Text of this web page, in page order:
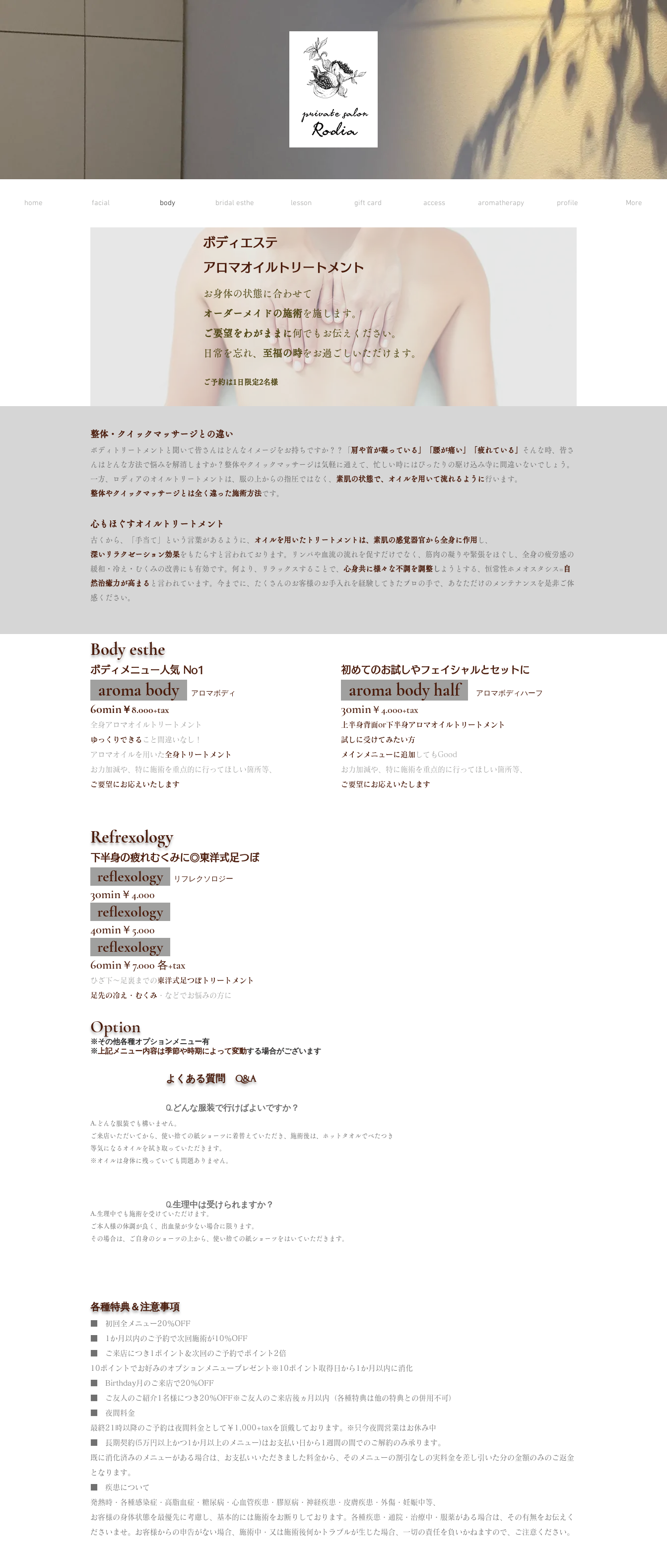
home facial body bridal esthe lesson gift card access aromatherapy profile More
ボディエステ
アロマオイルトリートメント
お身体の状態に合わせて
オーダーメイドの施術を施します。
ご要望をわがままに何でもお伝えください。
日常を忘れ、 至福の時をお過ごしいただけます。
ご予約は1日限定2名様
​整体・クイックマッサージとの違い
ボディトリートメントと聞いて皆さんはどんなイメージをお持ちですか？？「 肩や首が凝っている」「腰が痛い」「疲れている」
そんな時、皆さ
んはどんな方法で悩みを解消しますか？整体やクイックマッサージは気軽に通えて、忙しい時にはぴったりの駆け込み寺に間違いないでしょう。
一方、ロディアのオイルトリートメントは、服の上からの指圧ではなく、 素肌の状態で、オイルを用いて流れるように行います。
整体やクイックマッサージとは全く違った施術方法です。
心もほぐすオイルトリートメント
古くから、「手当て」という言葉があるように、 オイルを用いたトリートメントは、素肌の感覚器官から全身に作用 し、
深いリラクゼーション効果 をもたらすと言われております。リンパや血流の流れを促すだけでなく、​筋肉の凝りや緊張をほぐし、全身の疲労感の
緩和・冷え・むくみの改善にも有効です。何より、リラックスすることで、 心身共に様々な不調を調整し ようとする、恒常性ホメオスタシス= 自
然治癒力が高まる と言われています。今までに、たくさんのお客様のお手入れを経験してきたプロの手で、あなただけのメンテナンスを是非ご体
感ください。
Body esthe
ボディメニュー人気 No1
aroma body アロマボディ
60min￥8.000+tax
全身アロマオイルトリートメント
ゆっくりできる こと間違いなし！
アロマオイルを用いた 全身トリートメント
お力加減や、特に施術を重点的に行ってほしい箇所等、
ご要望にお応えいたします
初めてのお試しやフェイシャルとセットに
aroma body half アロマボディハーフ
30min ￥4.000+tax
上半身背面or下半身アロマオイルトリートメント
試しに受けてみたい方
メインメニューに追加 してもGood
お力加減や、特に施術を重点的に行ってほしい箇所等、
ご要望にお応えいたします
Refrexology
下半身の疲れむくみに◎東洋式足つぼ
reflexology リフレクソロジー
30min￥4.000
reflexology
40min￥5.000
reflexology
60min￥7.000 各+tax
ひざ下～足裏までの東洋式足つぼトリートメント
足先の冷え・むくみ ・などでお悩みの方に
Option
※その他各種オプションメニュー有
※上記メニュー内容は季節や時期によって変動する場合がございます
よくある質問 Q&A
Q.どんな服装で行けばよいですか？
Q.生理中は受けられますか？
A.どんな服装でも構いません。
​ご来店いただいてから、使い捨ての紙ショーツに着替えていただき、施術後は、ホットタオルでべたつき
等気になるオイルを拭き取っていただきます。
※オイルは身体に残っていても問題ありません。
A.生理中でも施術を受けていただけます。
ご本人様の体調が良く、出血量が少ない場合に限ります。
​その場合は、ご自身のショーツの上から、使い捨ての紙ショーツをはいていただきます。
■ 初回全メニュー20％OFF
■ 1か月以内のご予約で次回施術が10％OFF
■ ご来店につき1ポイント＆次回の ご予約でポイント2倍
10ポイントでお好みのオプションメニュープレゼント ※10ポイント取得日から1か月以内に消化
■ Birthday月のご来店で20％OFF
■ ご友人のご紹介1名様につき20％OFF ※ご友人のご来店後ヵ月以内
（各種特典は他の特典との併用不可）
■ 夜間料金
最終21時以降のご予約は夜間料金として￥1,000+taxを頂戴しております。※只今夜間営業はお休み中
■ 長期契約(5万円以上かつ1か月以上のメニュー)はお支払い日から1週間の間でのご解約のみ承ります。
既に消化済みのメニューがある場合は、お支払いいただきました料金から、
そのメニューの割引なしの実料金を差し引いた分の金額のみのご返金
となります。
■ 疾患について
発熱時・各種感染症・高脂血症・糖尿病・心血管疾患・膠原病・神経疾患・皮膚疾患・外傷・妊娠中等、
お客様の身体状態を最優先に考慮し、基本的には施術をお断りしております。 各種疾患・通院・治療中・服薬がある場合は、
その有無をお伝えく
ださいませ。 お客様からの申告がない場合、 施術中・又は施術後何かトラブルが生じた場合、 一切の責任を負いかねますので、ご注意ください。
各種特典＆注意事項